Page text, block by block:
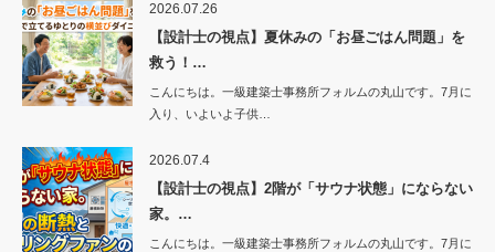
2026.07.26
【設計士の視点】夏休みの「お昼ごはん問題」を
救う！…
こんにちは。一級建築士事務所フォルムの丸山です。7月に
入り、いよいよ子供…
2026.07.4
【設計士の視点】2階が「サウナ状態」にならない
家。…
こんにちは。一級建築士事務所フォルムの丸山です。7月に